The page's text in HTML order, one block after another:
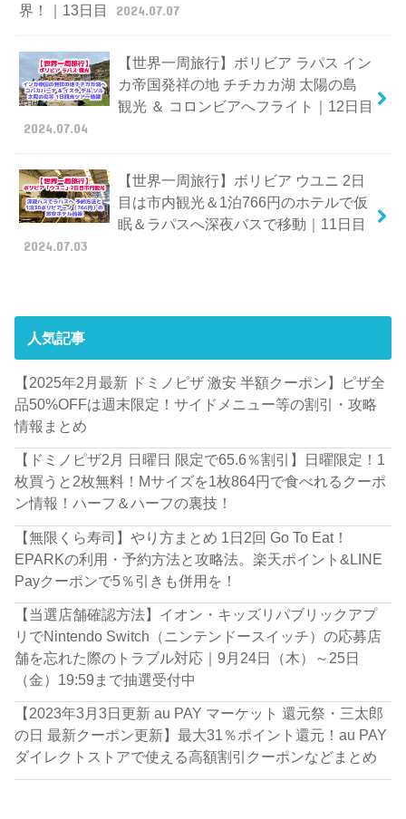
界！｜13日目
2024.07.07
【世界一周旅行】ボリビア ラパス イン
カ帝国発祥の地 チチカカ湖 太陽の島
観光 ＆ コロンビアへフライト｜12日目
2024.07.04
【世界一周旅行】ボリビア ウユニ 2日
目は市内観光＆1泊766円のホテルで仮
眠＆ラパスへ深夜バスで移動｜11日目
2024.07.03
人気記事
【2025年2月最新 ドミノピザ 激安 半額クーポン】ピザ全
品50%OFFは週末限定！サイドメニュー等の割引・攻略
情報まとめ
【ドミノピザ2月 日曜日 限定で65.6％割引】日曜限定！1
枚買うと2枚無料！Mサイズを1枚864円で食べれるクーポ
ン情報！ハーフ＆ハーフの裏技！
【無限くら寿司】やり方まとめ 1日2回 Go To Eat！
EPARKの利用・予約方法と攻略法。楽天ポイント&LINE
Payクーポンで5％引きも併用を！
【当選店舗確認方法】イオン・キッズリパブリックアプ
リでNintendo Switch（ニンテンドースイッチ）の応募店
舗を忘れた際のトラブル対応｜9月24日（木）～25日
（金）19:59まで抽選受付中
【2023年3月3日更新 au PAY マーケット 還元祭・三太郎
の日 最新クーポン更新】最大31％ポイント還元！au PAY
ダイレクトストアで使える高額割引クーポンなどまとめ